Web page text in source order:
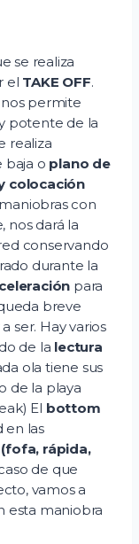
se realiza
el TAKE OFF.
permite
potente de la
realiza
baja o plano de
colocación
con
nos dará la
conservando
durante la
para
breve
ser. Hay varios
de la lectura
ola tiene sus
de la playa
El bottom
en las
(fofa, rápida,
de que
vamos a
esta maniobra